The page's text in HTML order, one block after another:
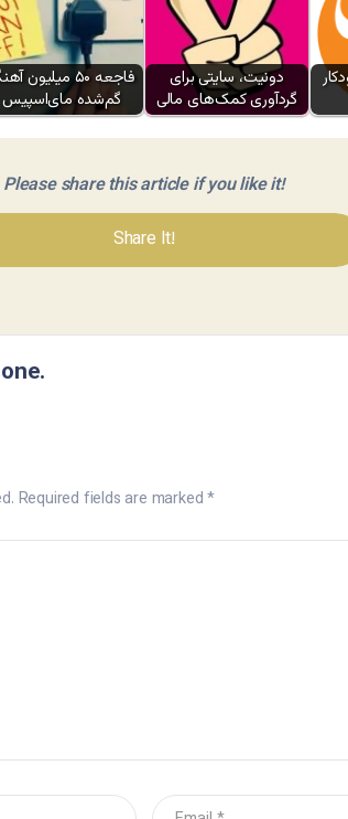
فاجعه ۵۰ میلیون
گم‌شده مای‌اسپیس
دونیت، سایتی برای
گردآوری کمک‌های مالی
Please share this article if you like it!
Share It!
Required fields are marked*